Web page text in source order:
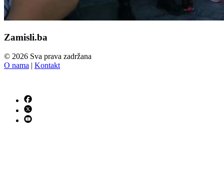
Zamisli.ba
© 2026 Sva prava zadržana
O nama | Kontakt